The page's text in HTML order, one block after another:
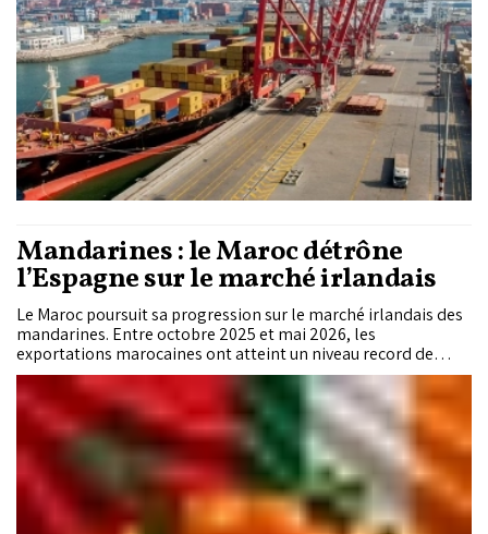
Mandarines : le Maroc détrône
l’Espagne sur le marché irlandais
Le Maroc poursuit sa progression sur le marché irlandais des
mandarines. Entre octobre 2025 et mai 2026, les
exportations marocaines ont atteint un niveau record de
8.700 tonnes, en hausse de 30 % sur un an. Une dynamique qui
permet au Royaume de dépasser durablement l'Espagne et
de s'imposer comme le principal fournisseur hivernal de
l'Irlande.